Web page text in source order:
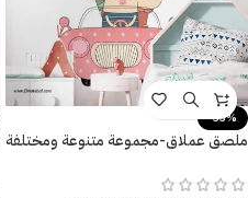
-33%
ملصق عملاق-مجموعة متنوعة ومختلفة